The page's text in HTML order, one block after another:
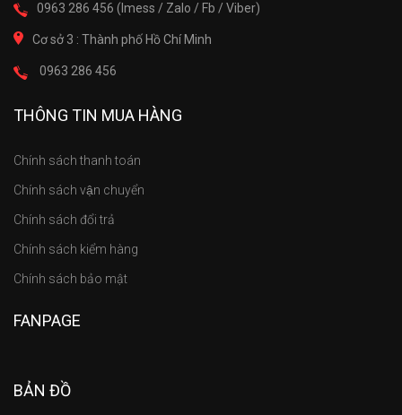
0963 286 456 (Imess / Zalo / Fb / Viber)
Cơ sở 3 : Thành phố Hồ Chí Minh
0963 286 456
THÔNG TIN MUA HÀNG
Chính sách thanh toán
Chính sách vận chuyển
Chính sách đổi trả
Chính sách kiểm hàng
Chính sách bảo mật
FANPAGE
BẢN ĐỒ